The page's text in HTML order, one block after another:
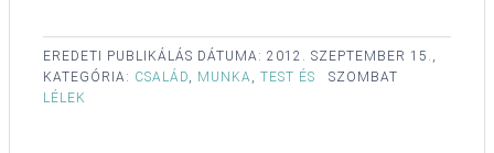
EREDETI PUBLIKÁLÁS DÁTUMA: 2012. SZEPTEMBER 15.,
SZOMBAT
KATEGÓRIA: CSALÁD, MUNKA, TEST ÉS
LÉLEK